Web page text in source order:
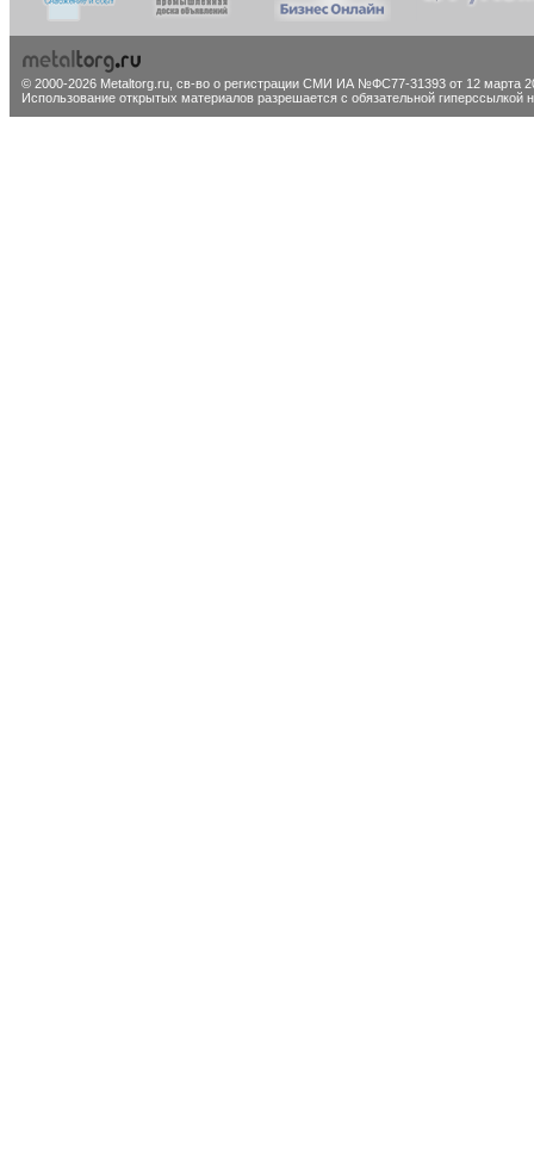
© 2000-2026 Metaltorg.ru, св-во о регистрации СМИ ИА №ФС77-31393 от 12 марта
Использование открытых материалов разрешается с обязательной гиперссылкой